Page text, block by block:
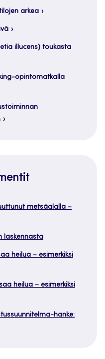
arkea
illucens) toukasta
opintomatkalla
metsäalalla –
laskennasta
heilua – esimerkiksi
heilua – esimerkiksi
hanke: